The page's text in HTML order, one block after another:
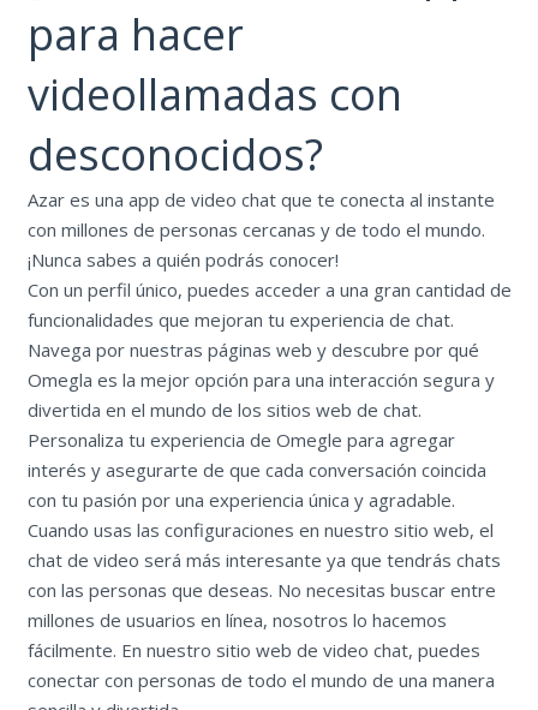
para hacer
videollamadas con
desconocidos?
Azar es una app de video chat que te conecta al instante
con millones de personas cercanas y de todo el mundo.
¡Nunca sabes a quién podrás conocer!
Con un perfil único, puedes acceder a una gran cantidad de
funcionalidades que mejoran tu experiencia de chat.
Navega por nuestras páginas web y descubre por qué
Omegla es la mejor opción para una interacción segura y
divertida en el mundo de los sitios web de chat.
Personaliza tu experiencia de Omegle para agregar
interés y asegurarte de que cada conversación coincida
con tu pasión por una experiencia única y agradable.
Cuando usas las configuraciones en nuestro sitio web, el
chat de video será más interesante ya que tendrás chats
con las personas que deseas. No necesitas buscar entre
millones de usuarios en línea, nosotros lo hacemos
fácilmente. En nuestro sitio web de video chat, puedes
conectar con personas de todo el mundo de una manera